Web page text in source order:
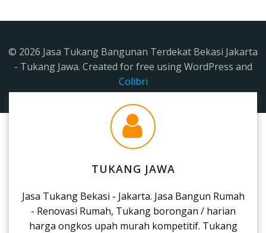
© 2026 Jasa Tukang Bangunan Terdekat Bekasi Jakarta
- Tukang Jawa. Created for free using WordPress and
Colibri
TUKANG JAWA
Jasa Tukang Bekasi - Jakarta. Jasa Bangun Rumah
- Renovasi Rumah, Tukang borongan / harian
harga ongkos upah murah kompetitif. Tukang